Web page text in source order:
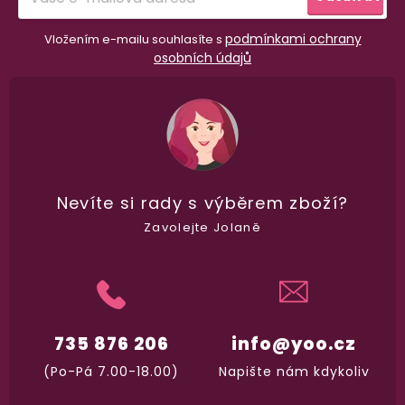
Vložením e-mailu souhlasíte s podmínkami ochrany
osobních údajů
info@yoo.cz
Napište nám kdykoliv
735 876 206
(Po-Pá 7.00-18.00)
Nevíte si rady s výběrem zboží?
Zavolejte Jolaně